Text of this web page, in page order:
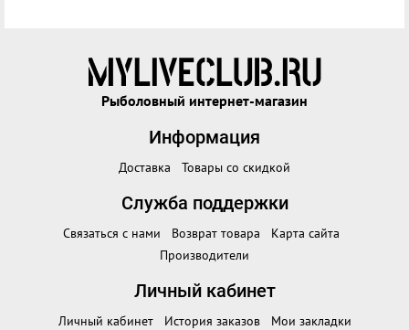
Рыболовный интернет-магазин
Информация
Доставка Товары со скидкой
Служба поддержки
Связаться с нами Возврат товара
Карта сайта
Производители
Личный кабинет
Личный кабинет История заказов Мои закладки